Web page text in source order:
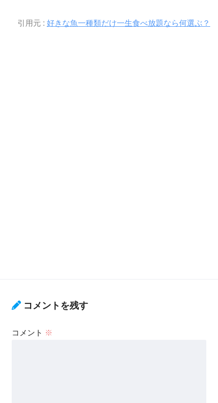
引用元 : 好きな魚一種類だけ一生食べ放題なら何選ぶ？
コメントを残す
コメント ※